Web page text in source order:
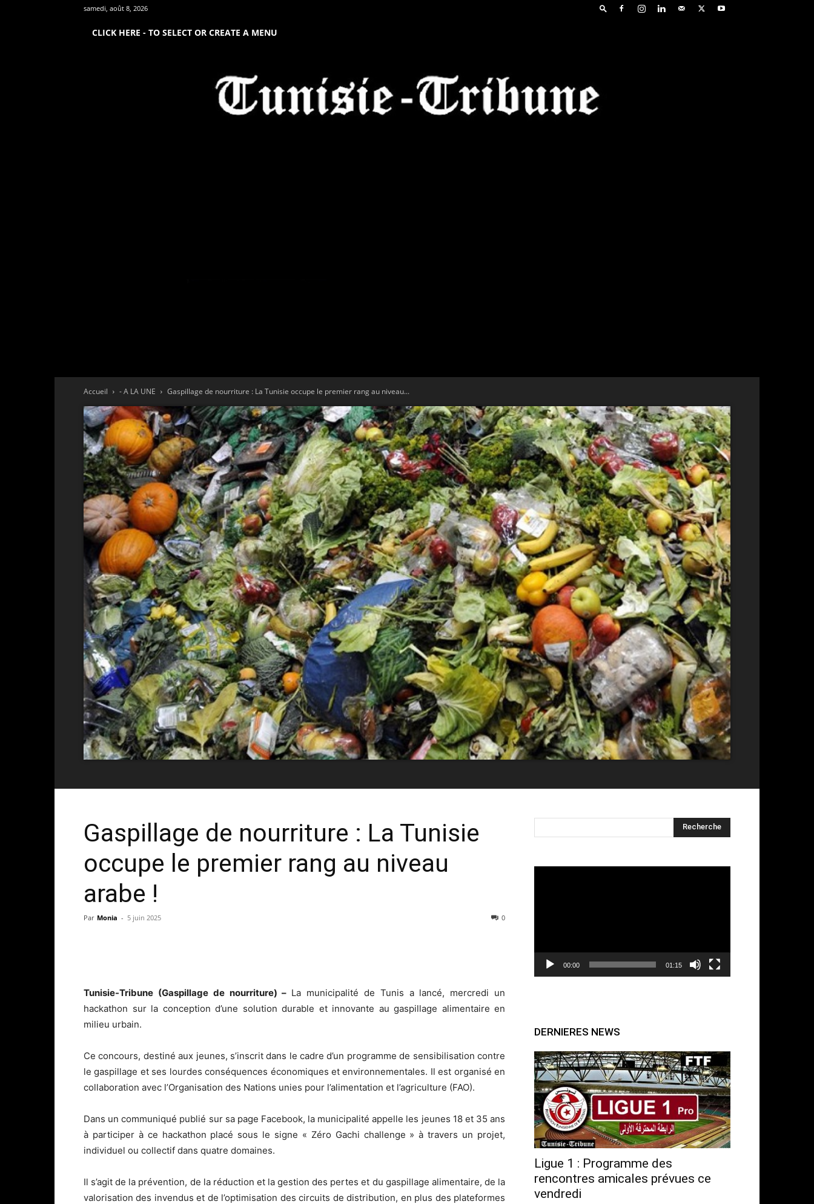
samedi, août 8, 2026
CLICK HERE - TO SELECT OR CREATE A MENU
Accueil - A LA UNE Gaspillage de nourriture : La Tunisie occupe le premier rang au niveau...
Gaspillage de nourriture : La Tunisie
occupe le premier rang au niveau
arabe !
Par Monia - 5 juin 2025 0
Tunisie-Tribune (Gaspillage de nourriture) – La municipalité de Tunis a lancé, mercredi un
hackathon sur la conception d’une solution durable et innovante au gaspillage alimentaire en
milieu urbain.
Ce concours, destiné aux jeunes, s’inscrit dans le cadre d’un programme de sensibilisation contre
le gaspillage et ses lourdes conséquences économiques et environnementales. Il est organisé en
collaboration avec l’Organisation des Nations unies pour l’alimentation et l’agriculture (FAO).
Dans un communiqué publié sur sa page Facebook, la municipalité appelle les jeunes 18 et 35 ans
à participer à ce hackathon placé sous le signe « Zéro Gachi challenge » à travers un projet,
individuel ou collectif dans quatre domaines.
Il s’agit de la prévention, de la réduction et la gestion des pertes et du gaspillage alimentaire, de la
valorisation des invendus et de l’optimisation des circuits de distribution, en plus des plateformes
00:00 01:15
DERNIERES NEWS
Ligue 1 : Programme des
rencontres amicales prévues ce
vendredi